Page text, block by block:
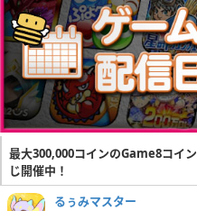
最大300,000コインのGame8コイ
じ開催中！
るぅみマスター